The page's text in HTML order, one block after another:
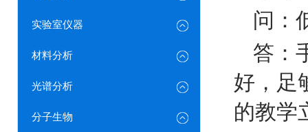
实验室仪器
材料分析
光谱分析
分子生物
问：
答：
好，足
的教学